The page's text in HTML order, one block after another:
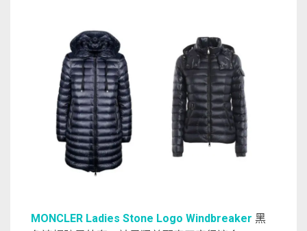
MONCLER Ladies Stone Logo Windbreaker 黑